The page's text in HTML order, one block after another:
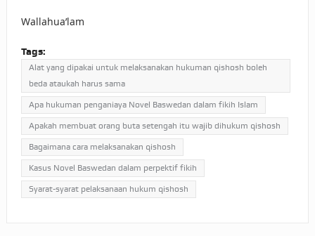
Wallahua’lam
Tags:
Alat yang dipakai untuk melaksanakan hukuman qishosh boleh
beda ataukah harus sama
Apa hukuman penganiaya Novel Baswedan dalam fikih Islam
Apakah membuat orang buta setengah itu wajib dihukum qishosh
Bagaimana cara melaksanakan qishosh
Kasus Novel Baswedan dalam perpektif fikih
Syarat-syarat pelaksanaan hukum qishosh